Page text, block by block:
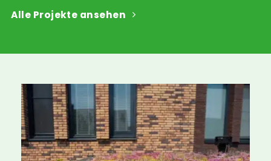
Alle Projekte ansehen